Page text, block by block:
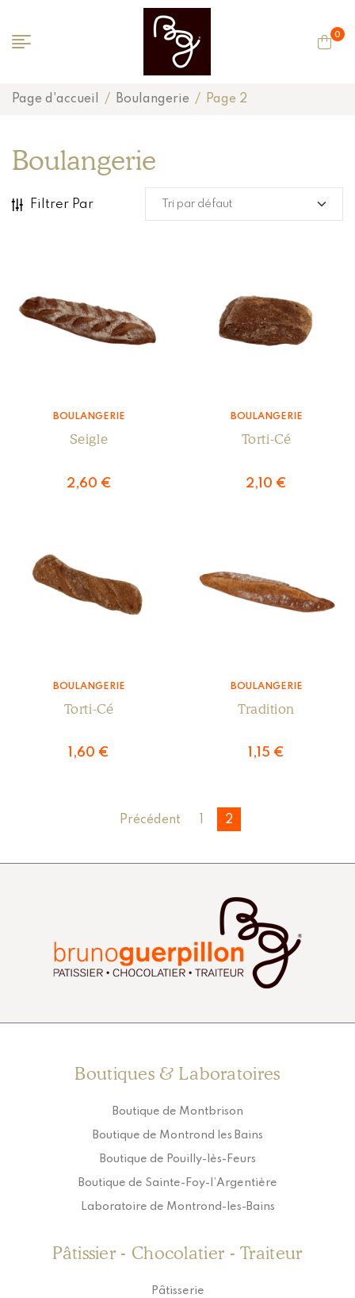
0
Page d'accueil / Boulangerie / Page 2
Boulangerie
Filtrer Par
BOULANGERIE
Seigle
2,60 €
BOULANGERIE
Torti-Cé
2,10 €
BOULANGERIE
Torti-Cé
1,60 €
BOULANGERIE
Tradition
1,15 €
Précédent 2
Boutiques & Laboratoires
Boutique de Montbrison
Boutique de Montrond les Bains
Boutique de Pouilly-lès-Feurs
Boutique de Sainte-Foy-l’Argentière
Laboratoire de Montrond-les-Bains
Pâtissier - Chocolatier - Traiteur
Pâtisserie